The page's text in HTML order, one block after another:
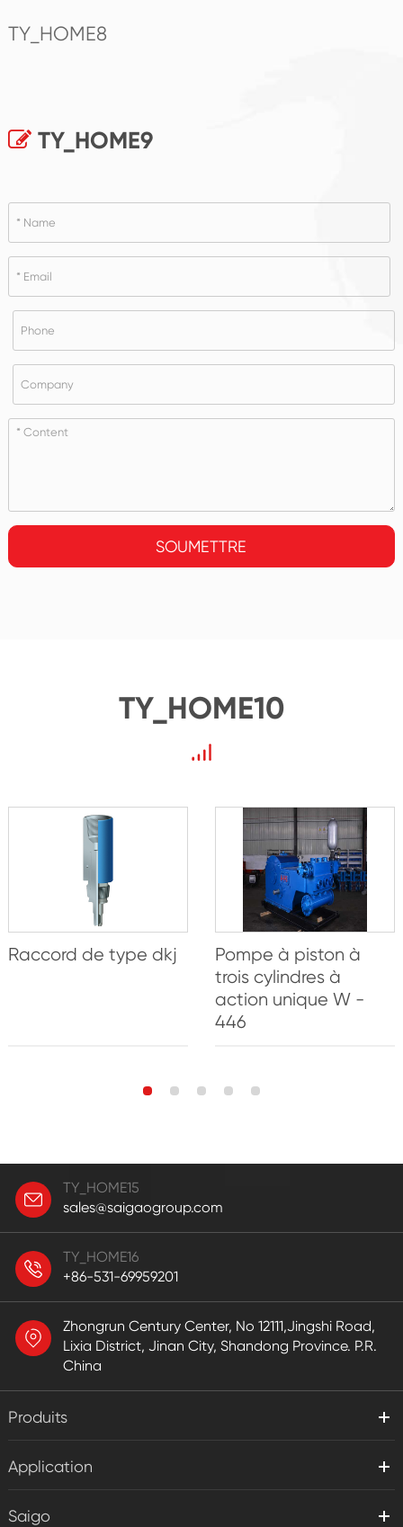
TY_HOME8
TY_HOME9
SOUMETTRE
TY_HOME10
Raccord de type dkj
Pompe à piston à
trois cylindres à
action unique W -
446
TY_HOME15
sales@saigaogroup.com
TY_HOME16
+86-531-69959201
Zhongrun Century Center, No 12111,Jingshi Road,
Lixia District, Jinan City, Shandong Province. P.R.
China
Produits
Application
Saigo